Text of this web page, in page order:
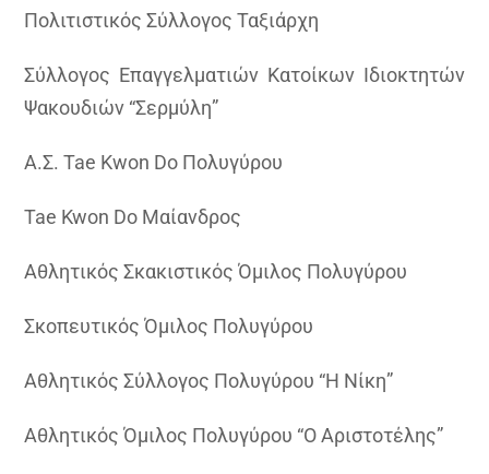
Πολιτιστικός Σύλλογος Ταξιάρχη
Σύλλογος Επαγγελματιών Κατοίκων Ιδιοκτητών
Ψακουδιών “Σερμύλη”
Α.Σ. Tae Κwon Do Πολυγύρου
Tae Kwon Do Μαίανδρος
Αθλητικός Σκακιστικός Όμιλος Πολυγύρου
Σκοπευτικός Όμιλος Πολυγύρου
Αθλητικός Σύλλογος Πολυγύρου “Η Νίκη”
Αθλητικός Όμιλος Πολυγύρου “Ο Αριστοτέλης”